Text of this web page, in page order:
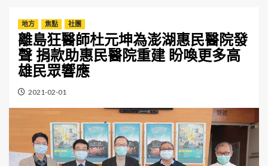
地方 焦點 社團
離島狂醫師杜元坤為澎湖惠民醫院發
聲 捐款助惠民醫院重建 盼喚更多高
雄民眾響應
2021-02-01